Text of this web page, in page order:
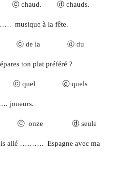
ⓒ chaud. ⓓ chauds.
musique à la fête.
de la ⓓ du
ton plat préféré ?
ⓒ quel ⓓ quels
joueurs.
onze ⓓ seule
allé ………. Espagne avec ma